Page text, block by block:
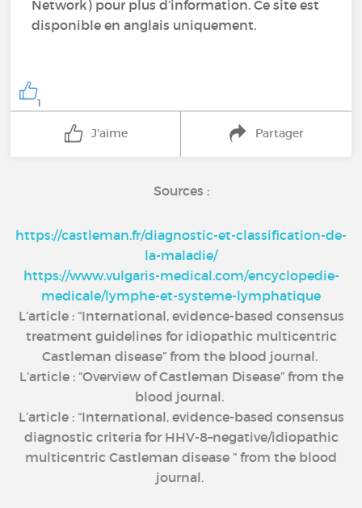
Network) pour plus d’information. Ce site est
disponible en anglais uniquement.
1
J'aime Partager
Sources :
https://castleman.fr/diagnostic-et-classification-de-
la-maladie/
https://www.vulgaris-medical.com/encyclopedie-
medicale/lymphe-et-systeme-lymphatique
L’article : “International, evidence-based consensus
treatment guidelines for idiopathic multicentric
Castleman disease” from the blood journal.
L’article : “Overview of Castleman Disease” from the
blood journal.
L’article : “International, evidence-based consensus
diagnostic criteria for HHV-8–negative/idiopathic
multicentric Castleman disease ” from the blood
journal.